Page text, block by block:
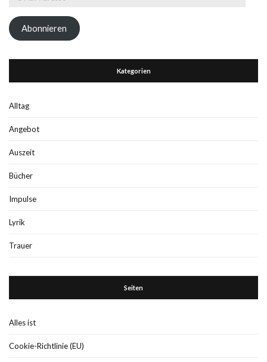
Adresse
Abonnieren
Kategorien
Alltag
Angebot
Auszeit
Bücher
Impulse
Lyrik
Trauer
Seiten
Alles ist
Cookie-Richtlinie (EU)